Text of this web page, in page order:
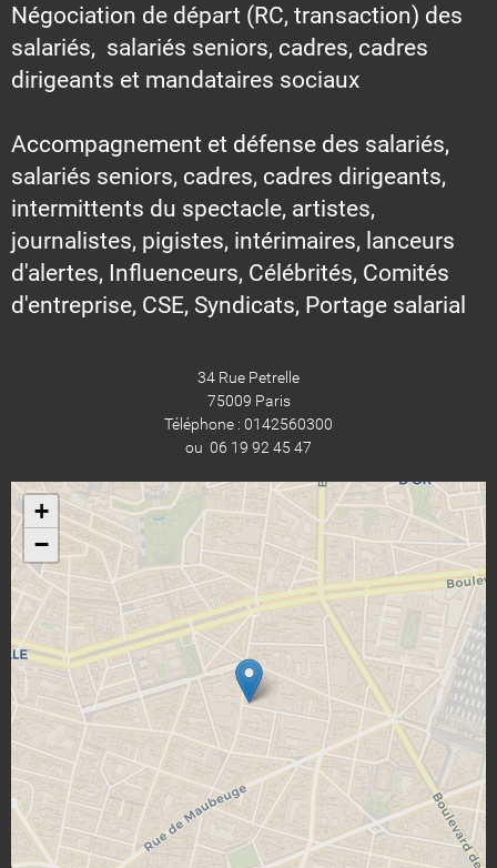
Négociation de départ (RC, transaction) des
salariés, salariés seniors, cadres, cadres
dirigeants et mandataires sociaux
Accompagnement et défense des salariés,
salariés seniors, cadres, cadres dirigeants,
intermittents du spectacle, artistes,
journalistes, pigistes, intérimaires, lanceurs
d'alertes, Influenceurs, Célébrités, Comités
d'entreprise, CSE, Syndicats, Portage salarial
34 Rue Petrelle
75009 Paris
Téléphone : 0142560300
ou 06 19 92 45 47
+
−